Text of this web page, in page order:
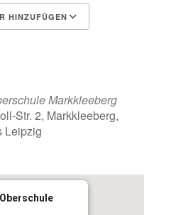
HINZUFÜGEN
Markkleeberg
Str. 2, Markkleeberg,
Leipzig